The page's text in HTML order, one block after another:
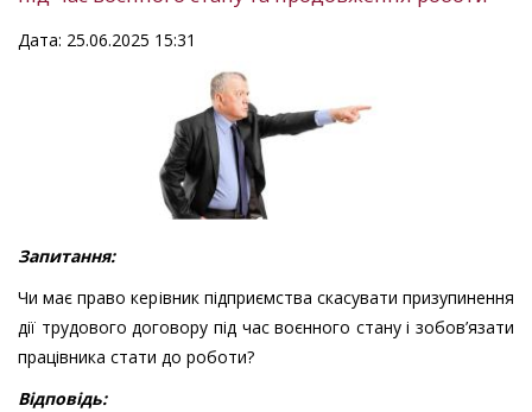
Дата: 25.06.2025 15:31
Запитання:
Чи має право керівник підприємства скасувати призупинення
дії трудового договору під час воєнного стану і зобов’язати
працівника стати до роботи?
Відповідь: